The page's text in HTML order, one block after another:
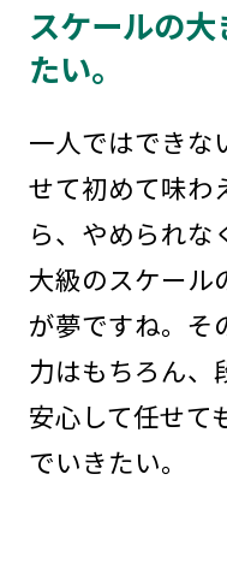
スケールの
たい。
一人ではできな
せて初めて味わ
ら、やめられな
大級のスケール
が夢ですね。そ
力はもちろん、
安心して任せて
でいきたい。